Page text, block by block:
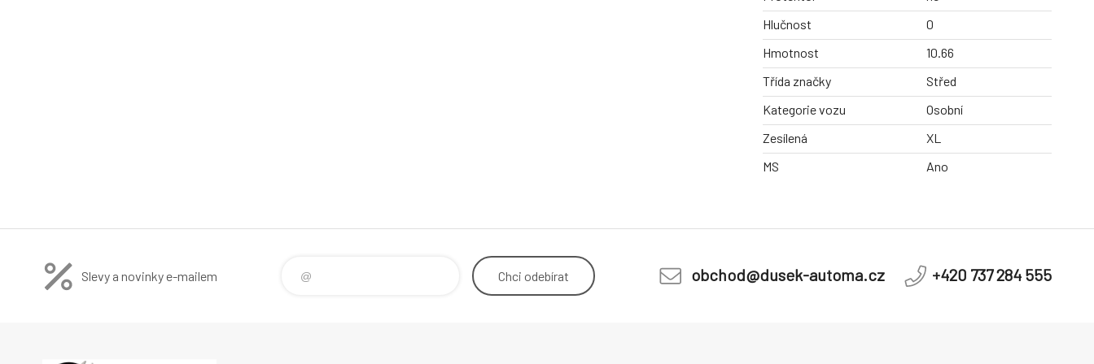
Hlučnost
0
Hmotnost
10.66
Třída značky
Střed
Kategorie vozu
Osobní
Zesílená
XL
MS
Ano
Slevy a novinky e-mailem Chci odebírat obchod@dusek-automa.cz +420 737 284 555